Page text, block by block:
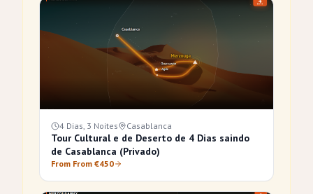
4 Dias, 3 Noites Casablanca
Tour Cultural e de Deserto de 4 Dias saindo
de Casablanca (Privado)
From From €450